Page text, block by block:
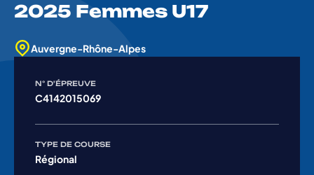
2025 Femmes U17
Auvergne-Rhône-Alpes
N° D'ÉPREUVE
C4142015069
TYPE DE COURSE
Régional